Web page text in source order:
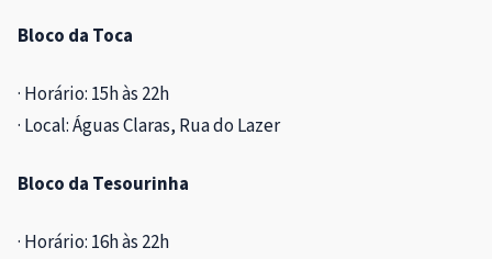
Bloco da Toca
· Horário: 15h às 22h
· Local: Águas Claras, Rua do Lazer
Bloco da Tesourinha
· Horário: 16h às 22h